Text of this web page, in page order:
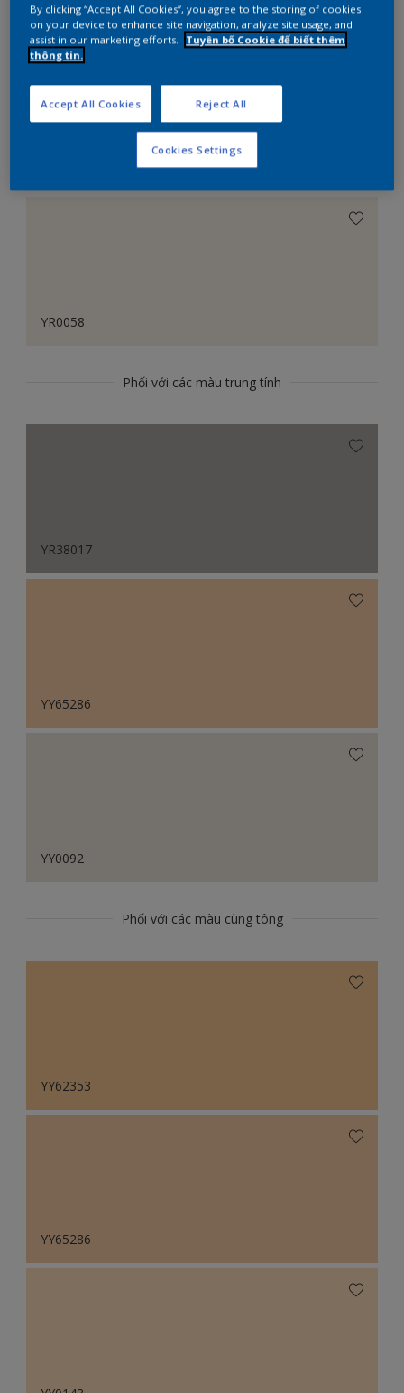
Gợi ý phối màu
The Perfect White
YR0058
Phối với các màu trung tính
YR38017
YY65286
YY0092
Phối với các màu cùng tông
YY62353
YY65286
By clicking “Accept All Cookies”, you agree to the storing of cookies
on your device to enhance site navigation, analyze site usage, and
assist in our marketing efforts.
Tuyên bố Cookie để biết thêm
thông tin.
Reject All
Accept All Cookies
Cookies Settings